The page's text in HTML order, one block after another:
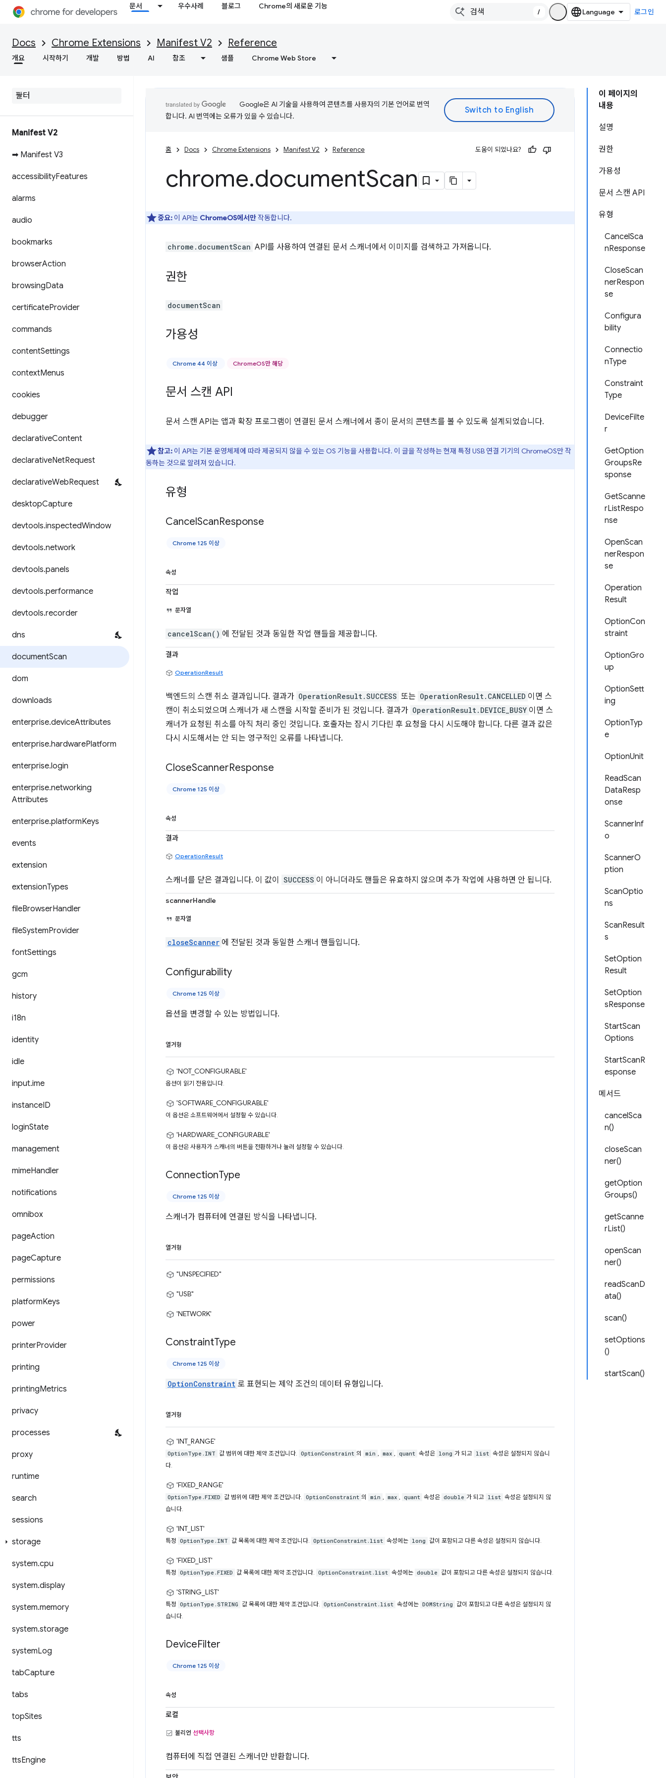
문서 우수사례 블로그 Chrome의 새로운 기능
/ 로그인
Docs Chrome Extensions Manifest V2 Reference
개요 시작하기 개발 방법 AI 참조 샘플 Chrome Web Store
Manifest V2
➡ Manifest V3
accessibilityFeatures
alarms
audio
bookmarks
browserAction
browsingData
certificateProvider
commands
contentSettings
contextMenus
cookies
debugger
declarativeContent
declarativeNetRequest
declarativeWebRequest
desktopCapture
devtools.inspectedWindow
devtools.network
devtools.panels
devtools.performance
devtools.recorder
dns
documentScan
dom
downloads
enterprise.deviceAttributes
enterprise.hardwarePlatform
enterprise.login
enterprise.networking
Attributes
enterprise.platformKeys
events
extension
extensionTypes
fileBrowserHandler
fileSystemProvider
fontSettings
gcm
history
i18n
identity
idle
input.ime
instanceID
loginState
management
mimeHandler
notifications
omnibox
pageAction
pageCapture
permissions
platformKeys
power
printerProvider
printing
printingMetrics
privacy
processes
proxy
runtime
search
sessions
storage
system.cpu
system.display
system.memory
system.storage
systemLog
tabCapture
tabs
topSites
tts
ttsEngine
이 페이지의
내용
설명
권한
가용성
문서 스캔 API
유형
CancelSca
nResponse
CloseScan
nerRespon
se
Configura
bility
Connectio
nType
Constraint
Type
DeviceFilte
r
GetOption
GroupsRe
sponse
GetScanne
rListRespo
nse
OpenScan
nerRespon
se
Operation
Result
OptionCon
straint
OptionGro
up
OptionSett
ing
OptionTyp
e
OptionUnit
ReadScan
DataResp
onse
ScannerInf
o
ScannerO
ption
ScanOptio
ns
ScanResult
s
SetOption
Result
SetOption
sResponse
StartScan
Options
StartScanR
esponse
메서드
cancelSca
n()
closeScan
ner()
getOption
Groups()
getScanne
rList()
openScan
ner()
readScanD
ata()
scan()
setOptions
()
startScan()
Google은 AI 기술을 사용하여 콘텐츠를 사용자의 기본 언어로 번역
합니다. AI 번역에는 오류가 있을 수 있습니다.
홈 Docs Chrome Extensions Manifest V2 Reference 도움이 되었나요?
chrome.documentScan
중요: 이 API는 ChromeOS에서만작동합니다.
chrome.documentScan API를 사용하여 연결된 문서 스캐너에서 이미지를 검색하고 가져옵니다.
권한
documentScan
가용성
Chrome 44 이상 ChromeOS만 해당
문서 스캔 API
문서 스캔 API는 앱과 확장 프로그램이 연결된 문서 스캐너에서 종이 문서의 콘텐츠를 볼 수 있도록 설계되었습니다.
참고: 이 API는 기본 운영체제에 따라 제공되지 않을 수 있는 OS 기능을 사용합니다. 이 글을 작성하는 현재 특정 USB 연결 기기의 ChromeOS만 작
동하는 것으로 알려져 있습니다.
유형
CancelScanResponse
Chrome 125 이상
속성
작업
문자열
cancelScan() 에 전달된 것과 동일한 작업 핸들을 제공합니다.
결과
OperationResult
백엔드의 스캔 취소 결과입니다. 결과가 OperationResult.SUCCESS 또는 OperationResult.CANCELLED 이면 스
캔이 취소되었으며 스캐너가 새 스캔을 시작할 준비가 된 것입니다. 결과가 OperationResult.DEVICE_BUSY 이면 스
캐너가 요청된 취소를 아직 처리 중인 것입니다. 호출자는 잠시 기다린 후 요청을 다시 시도해야 합니다. 다른 결과 값은
다시 시도해서는 안 되는 영구적인 오류를 나타냅니다.
CloseScannerResponse
Chrome 125 이상
속성
결과
OperationResult
스캐너를 닫은 결과입니다. 이 값이 SUCCESS 이 아니더라도 핸들은 유효하지 않으며 추가 작업에 사용하면 안 됩니다.
scannerHandle
문자열
closeScanner 에 전달된 것과 동일한 스캐너 핸들입니다.
Configurability
Chrome 125 이상
옵션을 변경할 수 있는 방법입니다.
열거형
'NOT_CONFIGURABLE'
옵션이 읽기 전용입니다.
'SOFTWARE_CONFIGURABLE'
이 옵션은 소프트웨어에서 설정할 수 있습니다.
'HARDWARE_CONFIGURABLE'
이 옵션은 사용자가 스캐너의 버튼을 전환하거나 눌러 설정할 수 있습니다.
ConnectionType
Chrome 125 이상
스캐너가 컴퓨터에 연결된 방식을 나타냅니다.
열거형
"UNSPECIFIED"
"USB"
'NETWORK'
ConstraintType
Chrome 125 이상
OptionConstraint 로 표현되는 제약 조건의 데이터 유형입니다.
열거형
'INT_RANGE'
OptionType.INT 값 범위에 대한 제약 조건입니다. OptionConstraint 의 min , max , quant 속성은 long 가 되고 list 속성은 설정되지 않습니
다.
'FIXED_RANGE'
OptionType.FIXED 값 범위에 대한 제약 조건입니다. OptionConstraint 의 min , max , quant 속성은 double 가 되고 list 속성은 설정되지 않
습니다.
'INT_LIST'
특정 OptionType.INT 값 목록에 대한 제약 조건입니다. OptionConstraint.list 속성에는 long 값이 포함되고 다른 속성은 설정되지 않습니다.
'FIXED_LIST'
특정 OptionType.FIXED 값 목록에 대한 제약 조건입니다. OptionConstraint.list 속성에는 double 값이 포함되고 다른 속성은 설정되지 않습니다.
'STRING_LIST'
특정 OptionType.STRING 값 목록에 대한 제약 조건입니다. OptionConstraint.list 속성에는 DOMString
값이 포함되고 다른 속성은 설정되지 않
습니다.
DeviceFilter
Chrome 125 이상
속성
로컬
불리언 선택사항
컴퓨터에 직접 연결된 스캐너만 반환합니다.